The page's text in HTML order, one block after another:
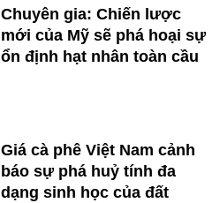
Chuyên gia: Chiến lược
mới của Mỹ sẽ phá hoại sự
ổn định hạt nhân toàn cầu
Giá cà phê Việt Nam cảnh
báo sự phá huỷ tính đa
dạng sinh học của đất